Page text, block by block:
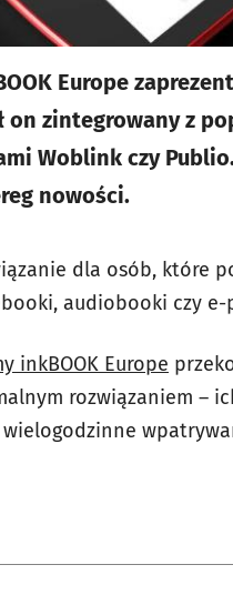
Europe
on zintegrowany z
Woblink czy
nowości.
dla osób, które
audiobooki czy e-
inkBOOK Europe
rozwiązaniem –